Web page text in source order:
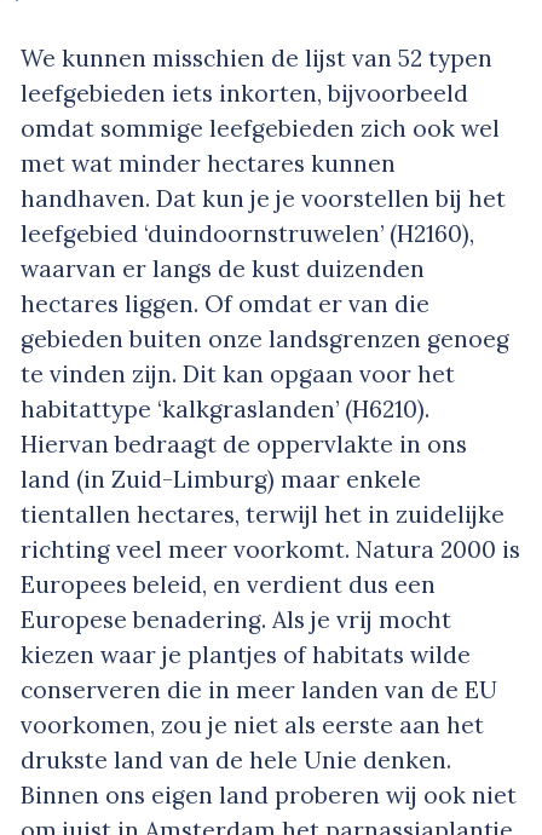
We kunnen misschien de lijst van 52 typen
leefgebieden iets inkorten, bijvoorbeeld
omdat sommige leefgebieden zich ook wel
met wat minder hectares kunnen
handhaven. Dat kun je je voorstellen bij het
leefgebied ‘duindoornstruwelen’ (H2160),
waarvan er langs de kust duizenden
hectares liggen. Of omdat er van die
gebieden buiten onze landsgrenzen genoeg
te vinden zijn. Dit kan opgaan voor het
habitattype ‘kalkgraslanden’ (H6210).
Hiervan bedraagt de oppervlakte in ons
land (in Zuid-Limburg) maar enkele
tientallen hectares, terwijl het in zuidelijke
richting veel meer voorkomt. Natura 2000 is
Europees beleid, en verdient dus een
Europese benadering. Als je vrij mocht
kiezen waar je plantjes of habitats wilde
conserveren die in meer landen van de EU
voorkomen, zou je niet als eerste aan het
drukste land van de hele Unie denken.
Binnen ons eigen land proberen wij ook niet